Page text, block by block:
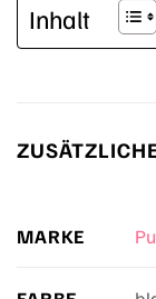
Inhalt
MARKE